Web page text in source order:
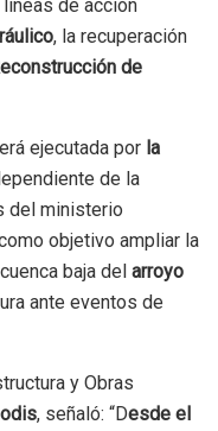
de acción
, la recuperación
de
ejecutada por la
de la
del ministerio
objetivo ampliar la
baja del arroyo
ante eventos de
y Obras
, señaló: “Desde el